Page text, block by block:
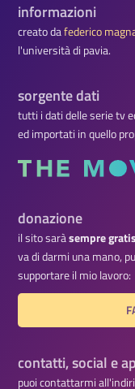
informazioni
creato dafederico
l'università di pavia.
sorgente dati
tutti i dati delle serie tv
ed importati in quello
donazione
il sito saràsempre gratis
va di darmi una mano,
supportare il mio lavoro:
contatti, social e
puoi contattarmi